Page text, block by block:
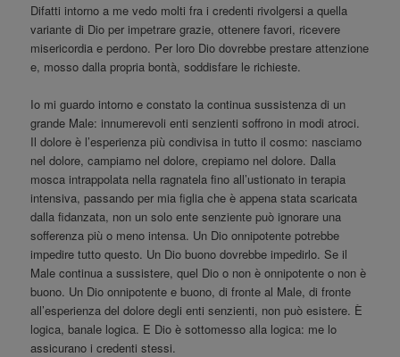
Difatti intorno a me vedo molti fra i credenti rivolgersi a quella
variante di Dio per impetrare grazie, ottenere favori, ricevere
misericordia e perdono. Per loro Dio dovrebbe prestare attenzione
e, mosso dalla propria bontà, soddisfare le richieste.
Io mi guardo intorno e constato la continua sussistenza di un
grande Male: innumerevoli enti senzienti soffrono in modi atroci.
Il dolore è l’esperienza più condivisa in tutto il cosmo: nasciamo
nel dolore, campiamo nel dolore, crepiamo nel dolore. Dalla
mosca intrappolata nella ragnatela fino all’ustionato in terapia
intensiva, passando per mia figlia che è appena stata scaricata
dalla fidanzata, non un solo ente senziente può ignorare una
sofferenza più o meno intensa. Un Dio onnipotente potrebbe
impedire tutto questo. Un Dio buono dovrebbe impedirlo. Se il
Male continua a sussistere, quel Dio o non è onnipotente o non è
buono. Un Dio onnipotente e buono, di fronte al Male, di fronte
all’esperienza del dolore degli enti senzienti, non può esistere. È
logica, banale logica. E Dio è sottomesso alla logica: me lo
assicurano i credenti stessi.